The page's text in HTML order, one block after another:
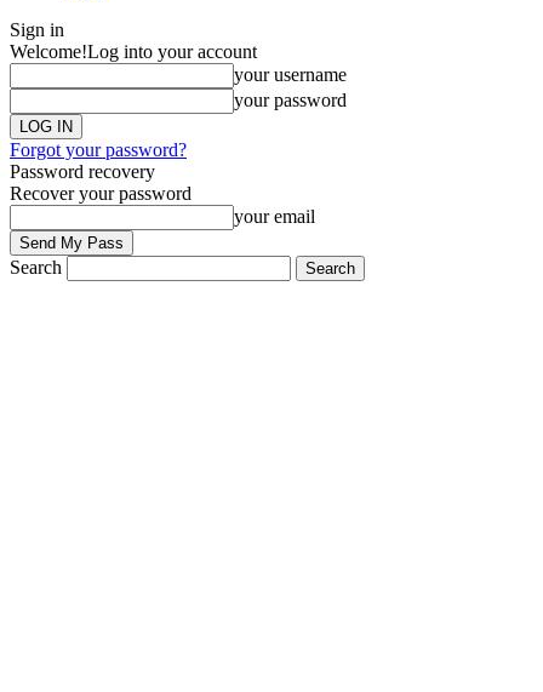
Sign in
Welcome!Log into your account
your username
your password
Forgot your password?
Password recovery
Recover your password
your email
Search